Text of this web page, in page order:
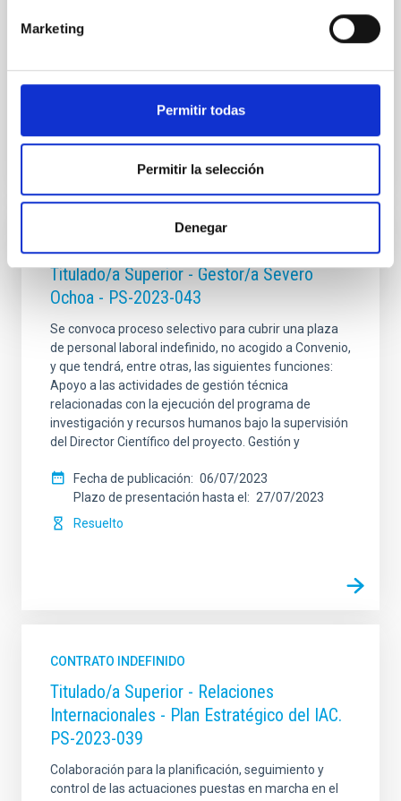
Marketing
Permitir todas
Permitir la selección
Denegar
actividades
Titulado/a Superior - Gestor/a Severo
Ochoa - PS-2023-043
Se convoca proceso selectivo para cubrir una plaza
de personal laboral indefinido, no acogido a Convenio,
y que tendrá, entre otras, las siguientes funciones:
Apoyo a las actividades de gestión técnica
relacionadas con la ejecución del programa de
investigación y recursos humanos bajo la supervisión
del Director Científico del proyecto. Gestión y
Fecha de publicación
06/07/2023
Plazo de presentación hasta el
27/07/2023
Resuelto
CONTRATO INDEFINIDO
Titulado/a Superior - Relaciones
Internacionales - Plan Estratégico del IAC.
PS-2023-039
Colaboración para la planificación, seguimiento y
control de las actuaciones puestas en marcha en el